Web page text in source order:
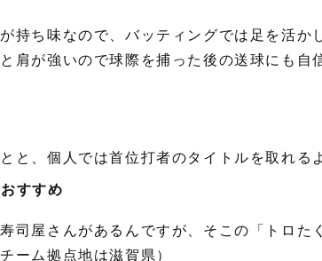
持ち味なので、バッティングでは足を活か
肩が強いので球際を捕った後の送球にも自
と、個人では首位打者のタイトルを取れる
すすめ
司屋さんがあるんですが、そこの「トロた
ーム拠点地は滋賀県）